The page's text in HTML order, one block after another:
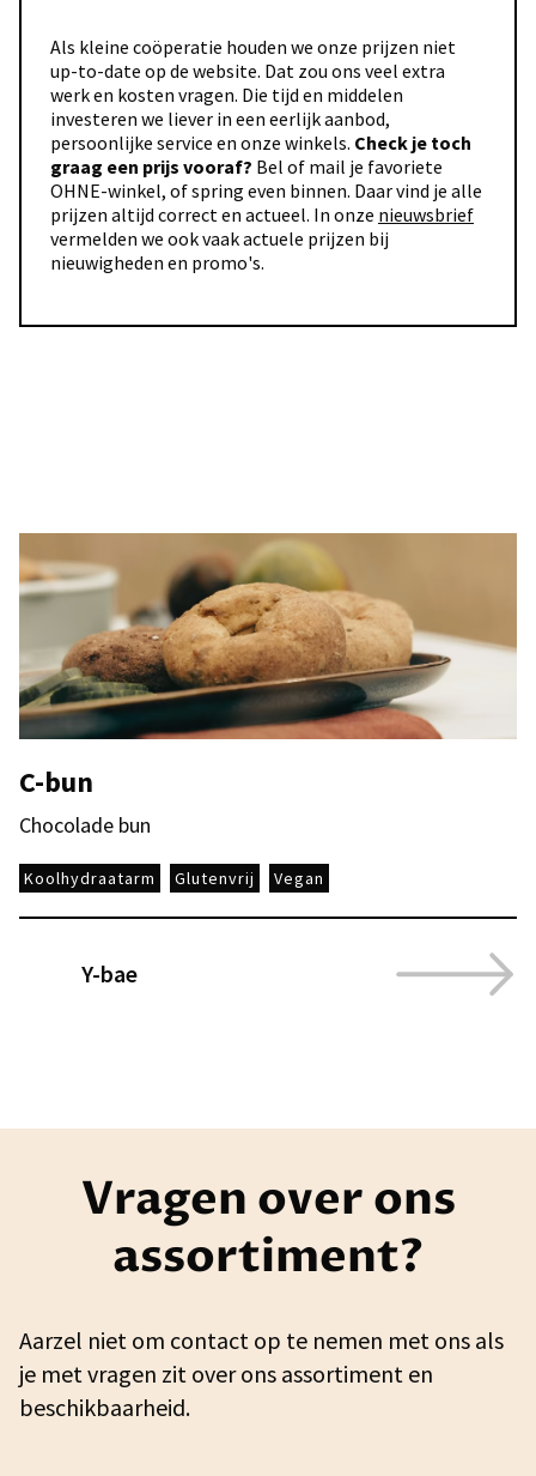
Als kleine coöperatie houden we onze prijzen niet
up-to-date op de website. Dat zou ons veel extra
werk en kosten vragen. Die tijd en middelen
investeren we liever in een eerlijk aanbod,
persoonlijke service en onze winkels. Check je toch
graag een prijs vooraf? Bel of mail je favoriete
OHNE-winkel, of spring even binnen. Daar vind je alle
prijzen altijd correct en actueel. In onze nieuwsbrief
vermelden we ook vaak actuele prijzen bij
nieuwigheden en promo's.
C-bun
Chocolade bun
Koolhydraatarm Glutenvrij Vegan
Y-bae
Vragen over ons
assortiment?
Aarzel niet om contact op te nemen met ons als
je met vragen zit over ons assortiment en
beschikbaarheid.